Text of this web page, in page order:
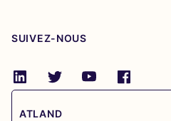
SUIVEZ-NOUS
ATLAND